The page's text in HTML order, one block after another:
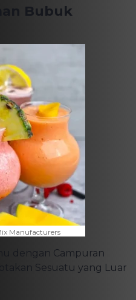
Bubuk
Manufacturers
dengan Campuran
Sesuatu yang Luar